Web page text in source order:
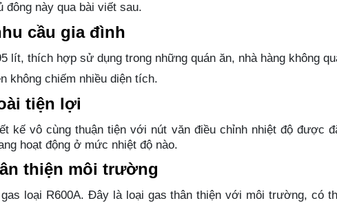
đông này qua bài viết sau.
cầu gia đình
lít, thích hợp sử dụng trong những quán ăn, nhà hàng không
không chiếm nhiều diện tích.
tiện lợi
kế vô cùng thuận tiện với nút văn điều chỉnh nhiệt độ được
hoạt động ở mức nhiệt độ nào.
thiện môi trường
loại R600A. Đây là loại gas thân thiện với môi trường, có